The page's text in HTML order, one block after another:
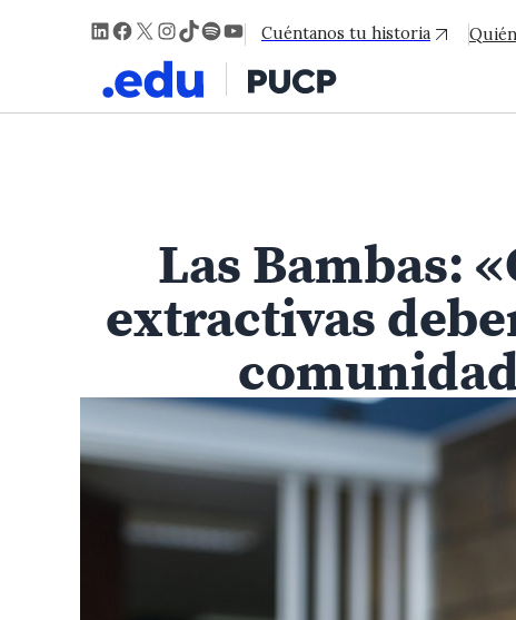
LinkedIn
Facebook
X Instagram
TikTok
Spotify
YouTube
Cuéntanos tu historia
Las Bambas:
extractivas